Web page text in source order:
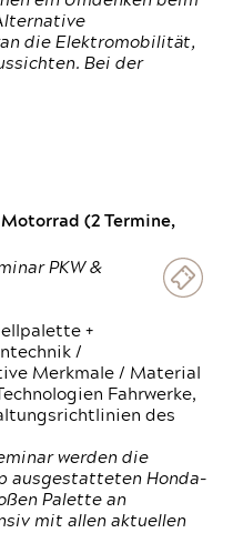
die Elektromobilität,
Bei der
(2 Termine,
PKW &
+
/
Merkmale / Material
Fahrwerke,
des
werden die
ausgestatteten Honda-
Palette an
mit allen aktuellen